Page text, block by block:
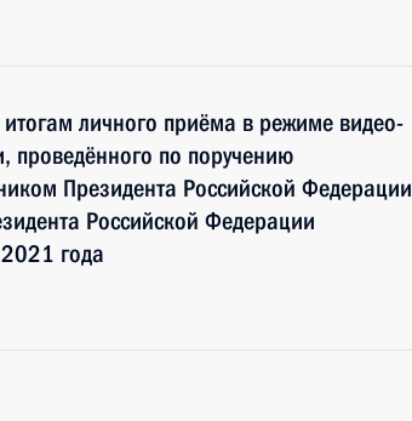
личного приёма в режиме видео-
проведённого по поручению
Президента Российской Федерации
Российской Федерации
года